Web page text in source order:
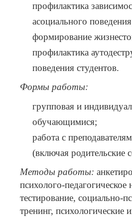
профилактика
асоциального
формирование
профилактика
поведения студентов.
Формы работы:
групповая и
обучающимися;
работа с
(включая родительские
Методы работы:
психолого-педагогическое
тестирование, социально-
тренинг, психологические